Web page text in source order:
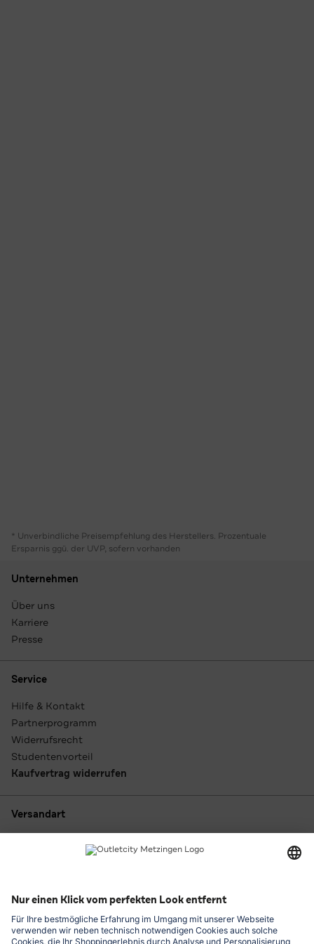
* Unverbindliche Preisempfehlung des Herstellers. Prozentuale
Ersparnis ggü. der UVP, sofern vorhanden
Unternehmen
Über uns
Karriere
Presse
Service
Hilfe & Kontakt
Partnerprogramm
Widerrufsrecht
Studentenvorteil
Kaufvertrag widerrufen
Versandart